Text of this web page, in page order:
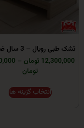
– 3 سال ضمانت
–
7,850,000
انتخاب گزینه ها